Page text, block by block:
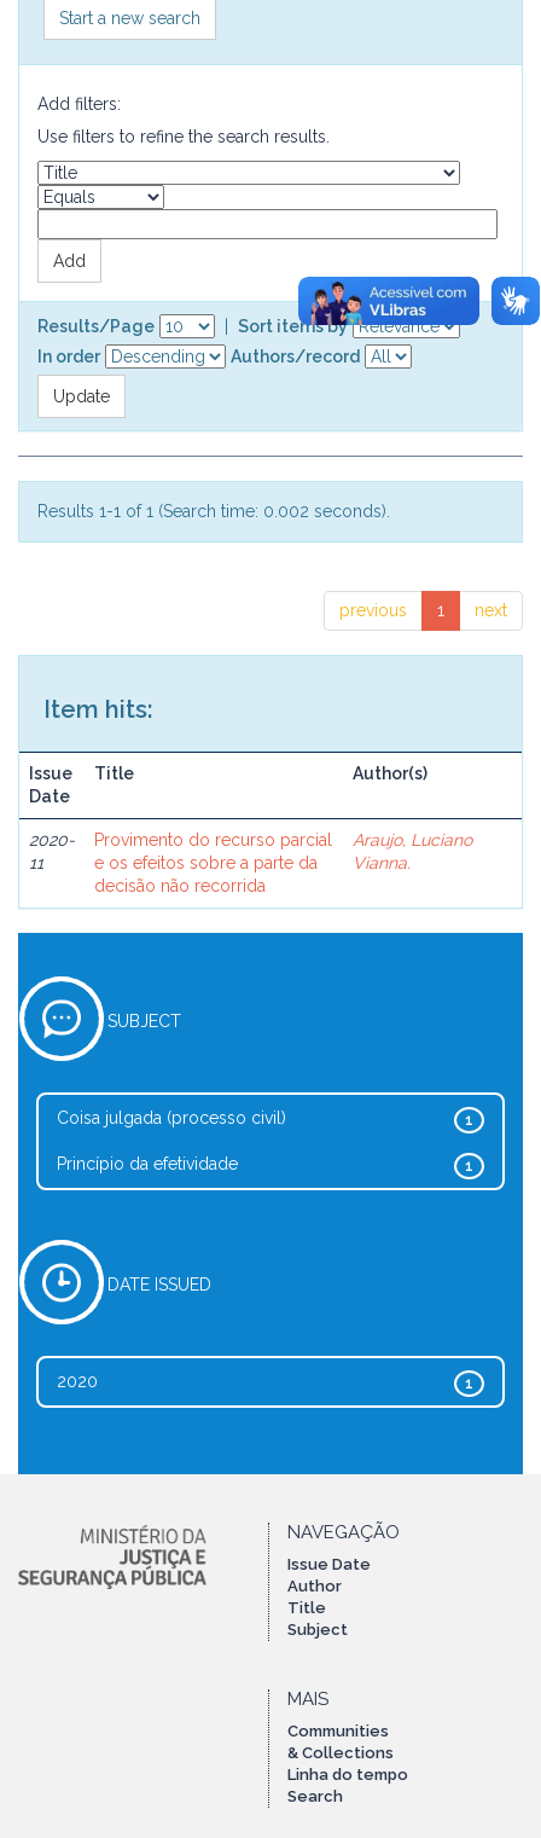
Start a new search
Add filters:
Use filters to refine the search results.
Results/Page
Sort items by
In order
Authors/record
Results 1-1 of 1 (Search time: 0.002 seconds).
previous 1 next
Item hits:
Issue
Date
Title Author(s)
2020-
11
Provimento do recurso parcial
e os efeitos sobre a parte da
decisão não recorrida
Araujo, Luciano
Vianna.
SUBJECT
1
Coisa julgada (processo civil)
1
Princípio da efetividade
DATE ISSUED
1
2020
NAVEGAÇÃO
Issue Date
Author
Title
Subject
MAIS
Communities
& Collections
Linha do tempo
Search